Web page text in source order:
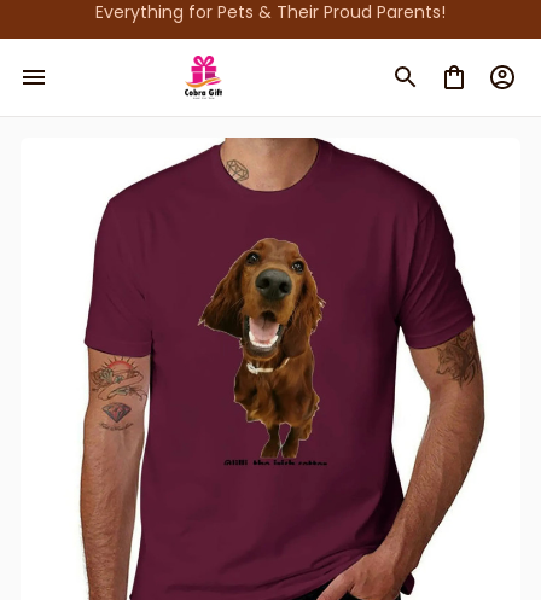
Everything for Pets & Their Proud Parents!